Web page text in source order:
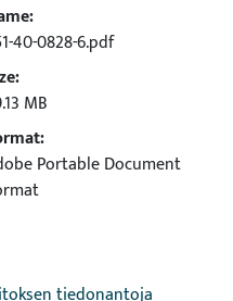
40-0828-6.pdf
MB
Portable Document
tiedonantoja